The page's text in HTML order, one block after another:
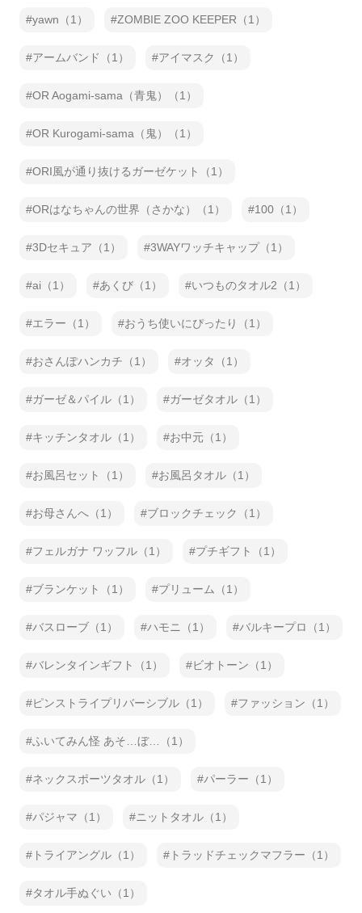
yawn（1） ZOMBIE ZOO KEEPER（1）
アームバンド（1） アイマスク（1）
OR Aogami-sama（青鬼）（1）
OR Kurogami-sama（鬼）（1）
ORI風が通り抜けるガーゼケット（1）
ORはなちゃんの世界（さかな）（1） 100（1）
3Dセキュア（1） 3WAYワッチキャップ（1）
ai（1） あくび（1） いつものタオル2（1）
エラー（1） おうち使いにぴったり（1）
おさんぽハンカチ（1） オッタ（1）
ガーゼ＆パイル（1） ガーゼタオル（1）
キッチンタオル（1） お中元（1）
お風呂セット（1） お風呂タオル（1）
お母さんへ（1） ブロックチェック（1）
フェルガナ ワッフル（1） プチギフト（1）
ブランケット（1） プリューム（1）
バスローブ（1） ハモニ（1） バルキープロ（1）
バレンタインギフト（1） ビオトーン（1）
ピンストライプリバーシブル（1） ファッション（1）
ふいてみん怪 あそ…ぼ…（1）
ネックスポーツタオル（1） パーラー（1）
パジャマ（1） ニットタオル（1）
トライアングル（1） トラッドチェックマフラー（1）
タオル手ぬぐい（1）